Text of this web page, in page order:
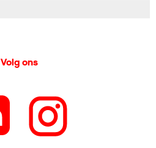
Volg ons